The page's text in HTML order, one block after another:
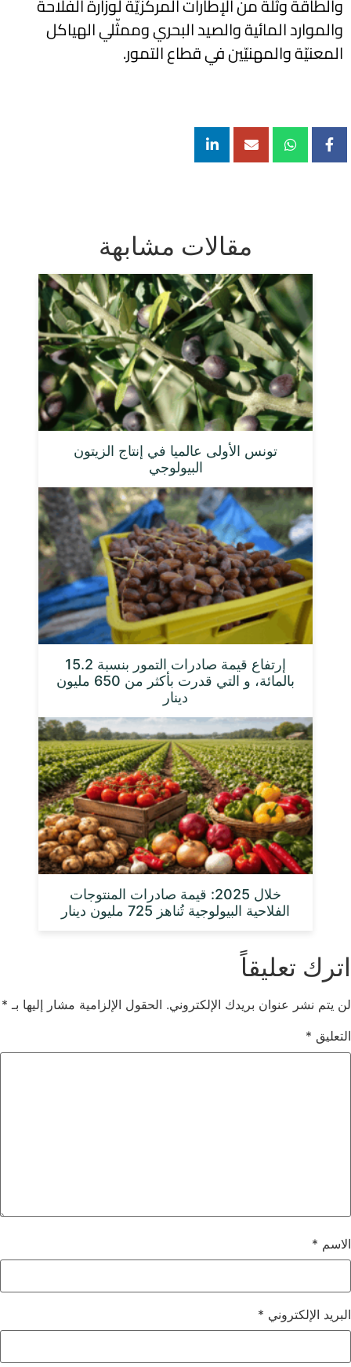
والطاقة وثلة من الإطارات المركزيّة لوزارة الفلاحة
والموارد المائية والصيد البحري وممثّلي الهياكل
المعنيّة والمهنيّين في قطاع التمور.
مقالات مشابهة
تونس الأولى عالميا في إنتاج الزيتون
البيولوجي
إرتفاع قيمة صادرات التمور بنسبة 15.2
بالمائة، و التي قدرت بأكثر من 650 مليون
دينار
خلال 2025: قيمة صادرات المنتوجات
الفلاحية البيولوجية تُناهز 725 مليون دينار
اترك تعليقاً
لن يتم نشر عنوان بريدك الإلكتروني. الحقول الإلزامية مشار إليها بـ *
التعليق *
الاسم *
البريد الإلكتروني *